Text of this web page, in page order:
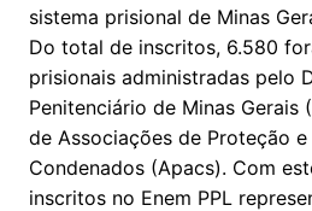
sistema prisional de Minas
Do total de inscritos, 6.580
prisionais administradas pelo
Penitenciário de Minas Gerais
de Associações de Proteção
Condenados (Apacs). Com
inscritos no Enem PPL